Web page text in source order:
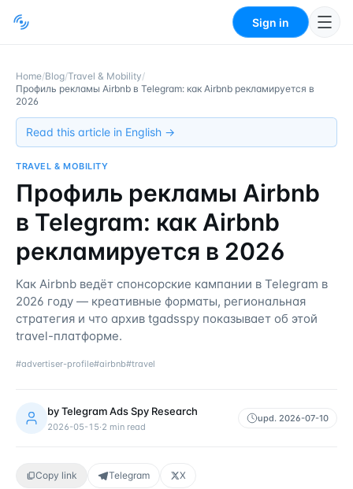
Sign in
Home/Blog/Travel & Mobility/
Профиль рекламы Airbnb в Telegram: как Airbnb рекламируется в
2026
Read this article in English →
TRAVEL & MOBILITY
Профиль рекламы Airbnb
в Telegram: как Airbnb
рекламируется в 2026
Как Airbnb ведёт спонсорские кампании в Telegram в
2026 году — креативные форматы, региональная
стратегия и что архив tgadsspy показывает об этой
travel-платформе.
#advertiser-profile#airbnb#travel
byTelegram Ads Spy Research
2026-05-15·2 min read
upd. 2026-07-10
Copy link Telegram X